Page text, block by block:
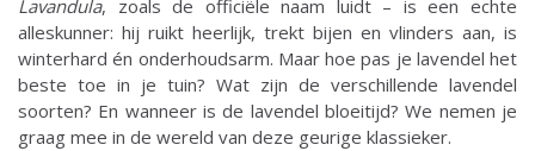
Lavandula, zoals de officiële naam luidt – is een echte
alleskunner: hij ruikt heerlijk, trekt bijen en vlinders aan, is
winterhard én onderhoudsarm. Maar hoe pas je lavendel het
beste toe in je tuin? Wat zijn de verschillende lavendel
soorten? En wanneer is de lavendel bloeitijd? We nemen je
graag mee in de wereld van deze geurige klassieker.